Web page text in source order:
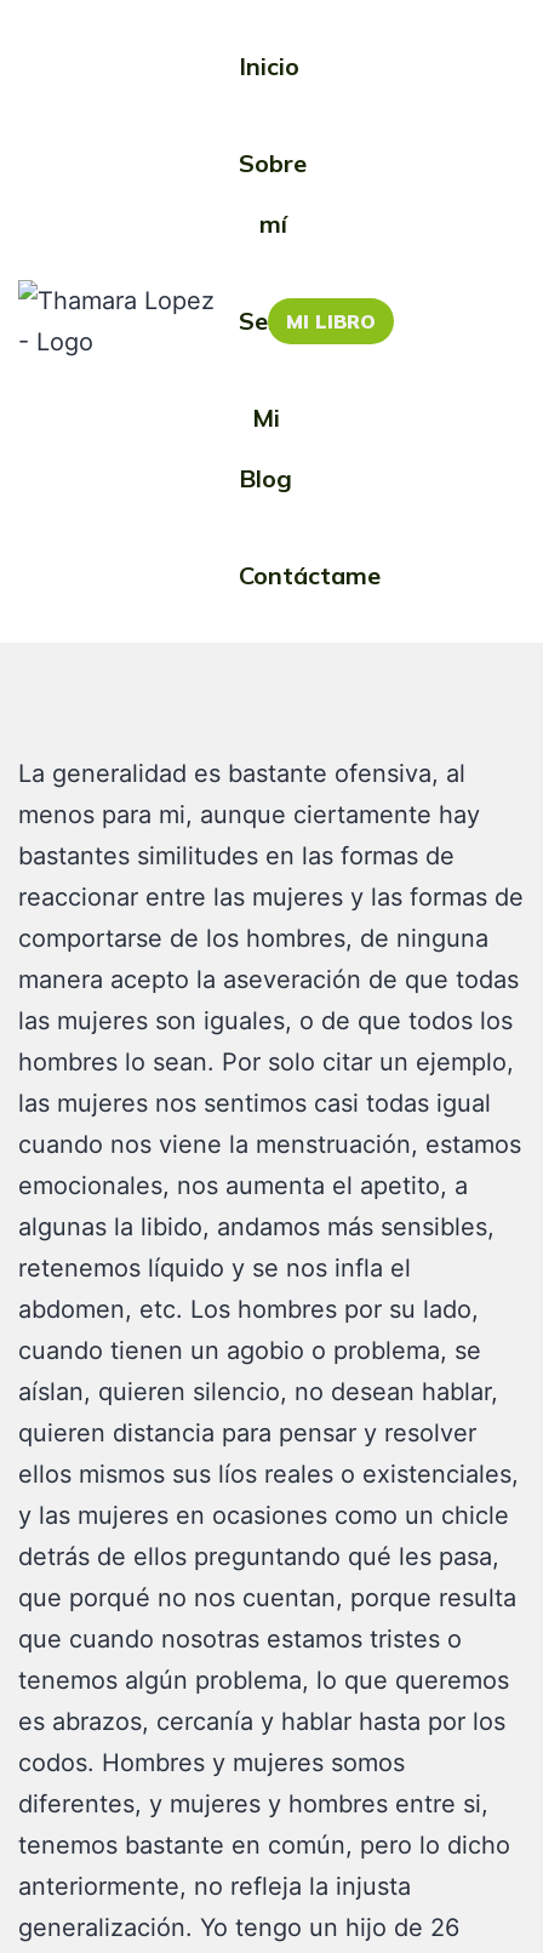
Inicio
Sobre
mí
Servicios
Mi
Blog
Contáctame
MI LIBRO
Etiqueta:
hombres
La generalidad es bastante ofensiva, al
menos para mi, aunque ciertamente hay
bastantes similitudes en las formas de
reaccionar entre las mujeres y las formas de
comportarse de los hombres, de ninguna
manera acepto la aseveración de que todas
las mujeres son iguales, o de que todos los
hombres lo sean. Por solo citar un ejemplo,
las mujeres nos sentimos casi todas igual
cuando nos viene la menstruación, estamos
emocionales, nos aumenta el apetito, a
algunas la libido, andamos más sensibles,
retenemos líquido y se nos infla el
abdomen, etc. Los hombres por su lado,
cuando tienen un agobio o problema, se
aíslan, quieren silencio, no desean hablar,
quieren distancia para pensar y resolver
ellos mismos sus líos reales o existenciales,
y las mujeres en ocasiones como un chicle
detrás de ellos preguntando qué les pasa,
que porqué no nos cuentan, porque resulta
que cuando nosotras estamos tristes o
tenemos algún problema, lo que queremos
es abrazos, cercanía y hablar hasta por los
codos. Hombres y mujeres somos
diferentes, y mujeres y hombres entre si,
tenemos bastante en común, pero lo dicho
anteriormente, no refleja la injusta
generalización. Yo tengo un hijo de 26